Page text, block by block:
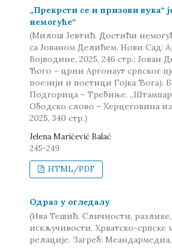
„Прекрсти се и призови вука“
немогуће“
(Милош Јевтић. Достићи
са Јованом Делићем. Нови Сад:
Војводине, 2025, 246 стр.; Јован
Ђого – црни Аргонаут српског
поезији и поетици Гојка Ђога).
Подгорица – Требиње. „Штампар
Ободско слово – Херцеговина
2025, 340 стр.)
Jelena Marićević Balać
245-249
HTML/PDF
Одраз у огледалу
(Ива Тешић. Сличности, разлике,
искључивости. Хрватско-
релације. Загреб: Меандармедиа,